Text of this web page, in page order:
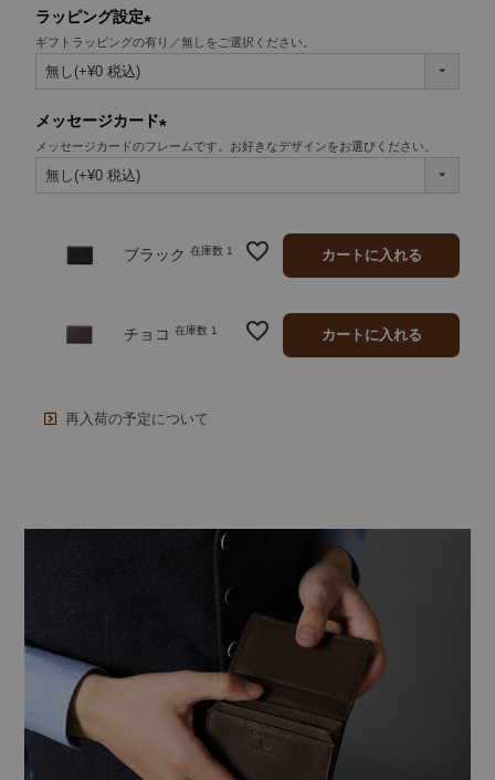
ラッピング設定
(必
ギフトラッピングの有り／無しをご選択ください。
メッセージカード
(必
メッセージカードのフレームです。お好きなデザインをお選びください。
ブラック 在庫数 1 カートに入れる
チョコ 在庫数 1 カートに入れる
再入荷の予定について